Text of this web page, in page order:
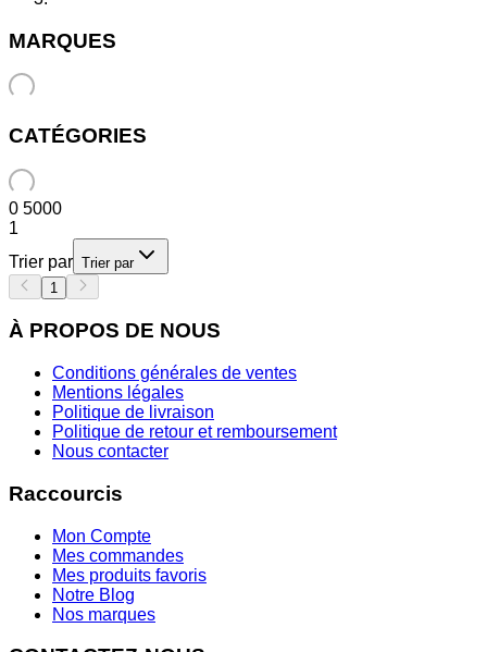
MARQUES
CATÉGORIES
0 5000
1
Trier par Trier par
1
À PROPOS DE NOUS
Conditions générales de ventes
Mentions légales
Politique de livraison
Politique de retour et remboursement
Nous contacter
Raccourcis
Mon Compte
Mes commandes
Mes produits favoris
Notre Blog
Nos marques